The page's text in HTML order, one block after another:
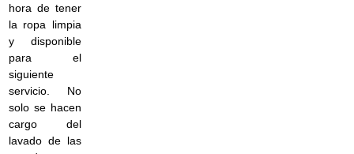
hora de tener
la ropa limpia
y disponible
para el
siguiente
servicio. No
solo se hacen
cargo del
lavado de las